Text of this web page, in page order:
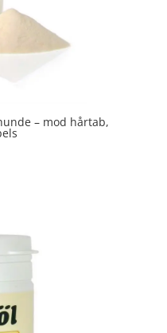
– mod hårtab,